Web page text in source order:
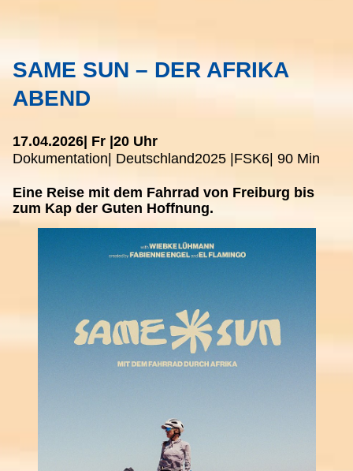
SAME SUN – DER AFRIKA
ABEND
17.04.2026| Fr |20 Uhr
Dokumentation| Deutschland2025 |FSK6| 90 Min
Eine Reise mit dem Fahrrad von Freiburg bis
zum Kap der Guten Hoffnung.